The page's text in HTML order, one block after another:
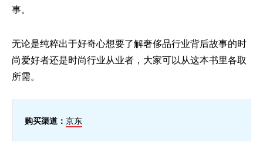
事。
无论是纯粹出于好奇心想要了解奢侈品行业背后故事的时
尚爱好者还是时尚行业从业者，大家可以从这本书里各取
所需。
购买渠道： 京东